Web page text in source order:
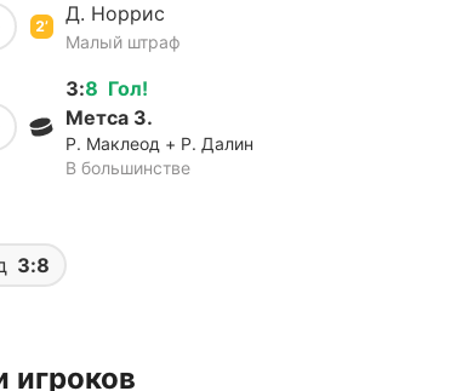
2’
Д. Норрис
Малый штраф
Гол!
3:8
Метса З.
Р. Маклеод + Р. Далин
В большинстве
3:8
игроков